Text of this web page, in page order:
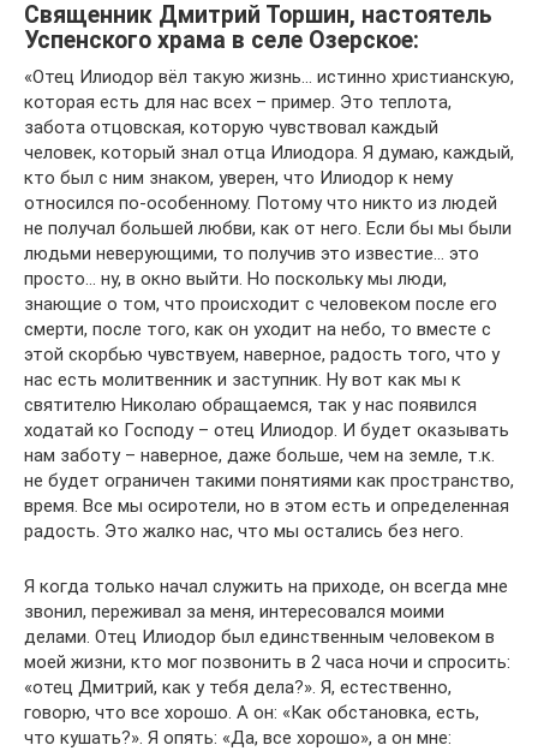
Священник Дмитрий Торшин, настоятель
Успенского храма в селе Озерское:
«Отец Илиодор вёл такую жизнь… истинно христианскую,
которая есть для нас всех – пример. Это теплота,
забота отцовская, которую чувствовал каждый
человек, который знал отца Илиодора. Я думаю, каждый,
кто был с ним знаком, уверен, что Илиодор к нему
относился по-особенному. Потому что никто из людей
не получал большей любви, как от него. Если бы мы были
людьми неверующими, то получив это известие… это
просто… ну, в окно выйти. Но поскольку мы люди,
знающие о том, что происходит с человеком после его
смерти, после того, как он уходит на небо, то вместе с
этой скорбью чувствуем, наверное, радость того, что у
нас есть молитвенник и заступник. Ну вот как мы к
святителю Николаю обращаемся, так у нас появился
ходатай ко Господу – отец Илиодор. И будет оказывать
нам заботу – наверное, даже больше, чем на земле, т.к.
не будет ограничен такими понятиями как пространство,
время. Все мы осиротели, но в этом есть и определенная
радость. Это жалко нас, что мы остались без него.
Я когда только начал служить на приходе, он всегда мне
звонил, переживал за меня, интересовался моими
делами. Отец Илиодор был единственным человеком в
моей жизни, кто мог позвонить в 2 часа ночи и спросить:
«отец Дмитрий, как у тебя дела?». Я, естественно,
говорю, что все хорошо. А он: «Как обстановка, есть,
что кушать?». Я опять: «Да, все хорошо», а он мне: